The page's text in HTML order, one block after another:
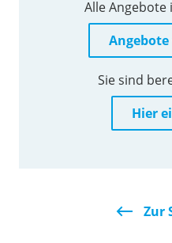
Alle
Sie sind
Hier
Zur